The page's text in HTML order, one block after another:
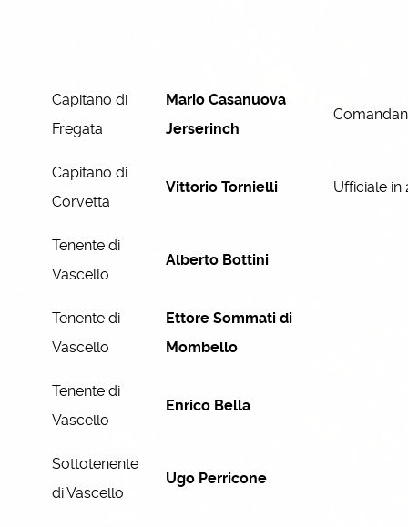
Capitano di
Fregata
Mario Casanuova
Jerserinch
Capitano di
Corvetta
Vittorio Tornielli Ufficiale in
Tenente di
Vascello
Alberto Bottini
Tenente di
Vascello
Ettore Sommati di
Mombello
Tenente di
Vascello
Enrico Bella
Sottotenente
di Vascello
Ugo Perricone